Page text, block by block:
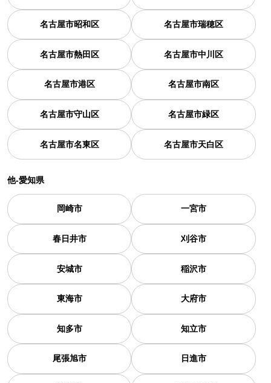
名古屋市昭和区 名古屋市瑞穂区
名古屋市熱田区 名古屋市中川区
名古屋市港区 名古屋市南区
名古屋市守山区 名古屋市緑区
名古屋市名東区 名古屋市天白区
他-愛知県
岡崎市 一宮市
春日井市 刈谷市
安城市 稲沢市
東海市 大府市
知多市 知立市
尾張旭市 日進市